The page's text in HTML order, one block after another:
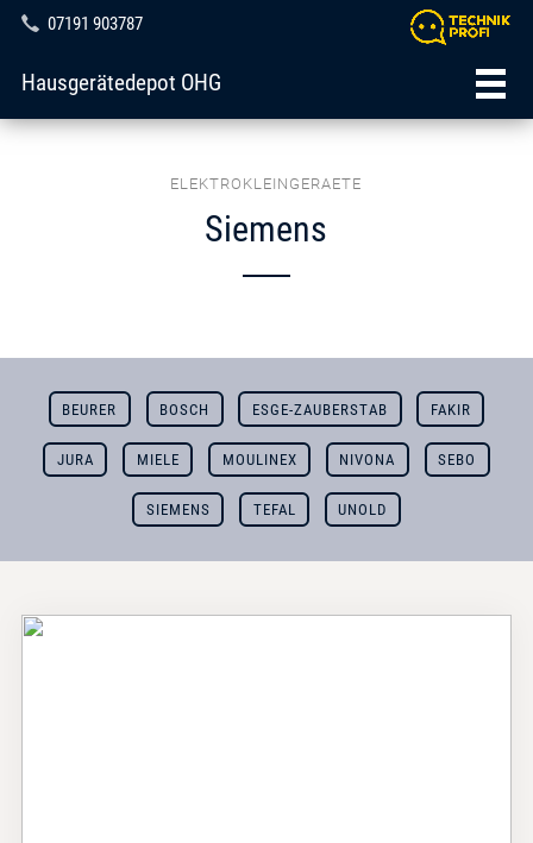
07191 903787
Hausgerätedepot OHG
ELEKTROKLEINGERAETE
Siemens
BEURER BOSCH ESGE-ZAUBERSTAB FAKIR
JURA MIELE MOULINEX NIVONA SEBO
SIEMENS TEFAL UNOLD